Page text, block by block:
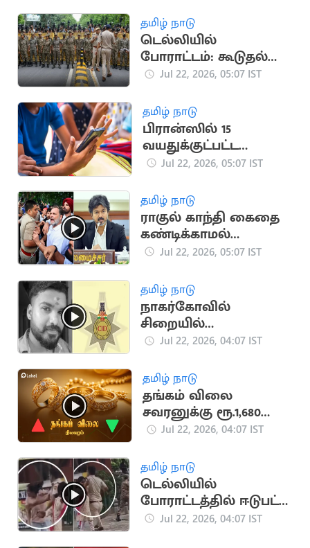
தமிழ் நாடு
டெல்லியில்
போராட்டம்: கூடுதல்
படைகள் வரவிழிப்பு
Jul 22, 2026, 05:07 IST
தமிழ் நாடு
பிரான்ஸில் 15
வயதுக்குட்பட்ட
குழந்தைகளுக்கு சமூக
Jul 22, 2026, 05:07 IST
தமிழ் நாடு
ராகுல் காந்தி கைதை
கண்டிக்காமல்
மௌனம் காக்கும்
அதிர்ச்சி
Jul 22, 2026, 05:07 IST
தமிழ் நாடு
நாகர்கோவில்
சிறையில்
விசாரணைக் கைதி
சிபிசிஐடி-க்கு மாற்றம்
Jul 22, 2026, 04:07 IST
தமிழ் நாடு
தங்கம் விலை
சவரனுக்கு ரூ.1,680
உயர்ந்தது
Jul 22, 2026, 04:07 IST
தமிழ் நாடு
டெல்லியில்
போராட்டத்தில் ஈடுபட்ட
பெண்ணை அறைந்த
Jul 22, 2026, 04:07 IST